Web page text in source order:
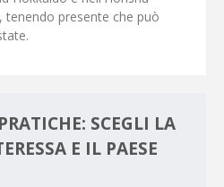
presente che può
SCEGLI LA
E IL PAESE